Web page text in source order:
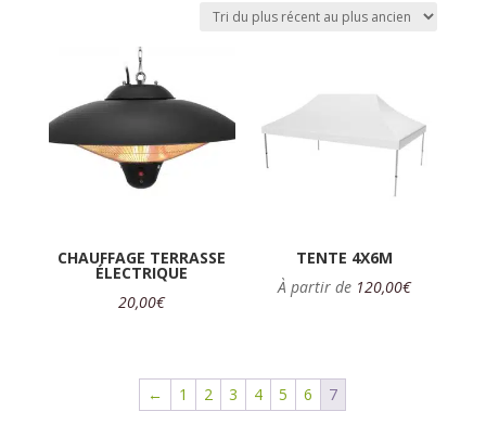
plus
plus
CHAUFFAGE TERRASSE
ÉLECTRIQUE
20,00€
TENTE 4X6M
À partir de 120,00€
← 1 2 3 4 5 6 7